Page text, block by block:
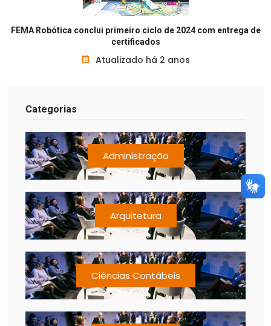
FEMA Robótica conclui primeiro ciclo de 2024 com entrega de
certificados
Atualizado há 2 anos
Categorias
Administração
Arquitetura
Ciências Contábeis